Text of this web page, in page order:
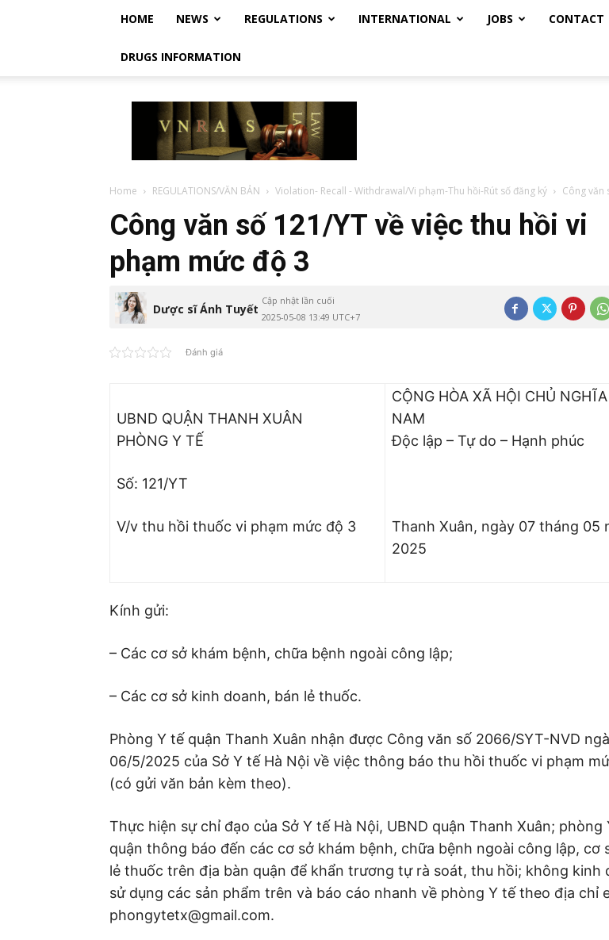
HOME NEWS REGULATIONS INTERNATIONAL JOBS CONTACT
DRUGS INFORMATION
Vietnam
Regulatory
Affairs
Society
Luật
Việt
Nam
Home REGULATIONS/VĂN BẢN Violation- Recall - Withdrawal/Vi phạm-Thu hồi-Rút số đăng ký Công văn
Công văn số 121/YT về việc thu hồi vi
phạm mức độ 3
Dược sĩ Ánh Tuyết
Cập nhật lần cuối
2025-05-08 13:49 UTC+7
Đánh giá
UBND QUẬN THANH XUÂN
PHÒNG Y TẾ
Số: 121/YT
V/v thu hồi thuốc vi phạm mức độ 3
CỘNG HÒA XÃ HỘI CHỦ
NAM
Độc lập – Tự do – Hạnh phúc
Thanh Xuân, ngày 07 tháng 05
2025
Kính gửi:
– Các cơ sở khám bệnh, chữa bệnh ngoài công lập;
– Các cơ sở kinh doanh, bán lẻ thuốc.
Phòng Y tế quận Thanh Xuân nhận được Công văn số 2066/SYT-NVD
06/5/2025 của Sở Y tế Hà Nội về việc thông báo thu hồi thuốc vi phạm
(có gửi văn bản kèm theo).
Thực hiện sự chỉ đạo của Sở Y tế Hà Nội, UBND quận Thanh Xuân; phòng
quận thông báo đến các cơ sở khám bệnh, chữa bệnh ngoài công lập, cơ
lẻ thuốc trên địa bàn quận để khẩn trương tự rà soát, thu hồi; không kinh
sử dụng các sản phẩm trên và báo cáo nhanh về phòng Y tế theo địa chỉ
phongytetx@gmail.com.